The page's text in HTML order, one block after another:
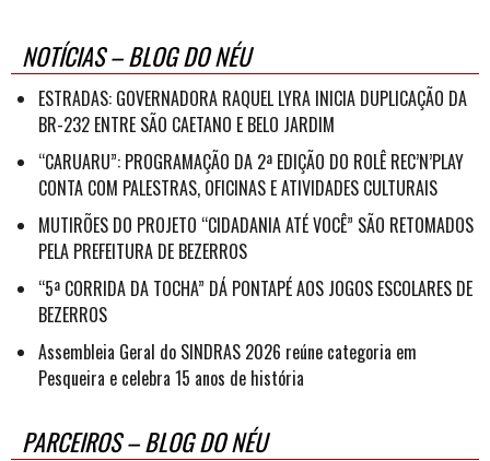
NOTÍCIAS – BLOG DO NÉU
ESTRADAS: GOVERNADORA RAQUEL LYRA INICIA DUPLICAÇÃO DA
BR-232 ENTRE SÃO CAETANO E BELO JARDIM
“CARUARU”: PROGRAMAÇÃO DA 2ª EDIÇÃO DO ROLÊ REC’N’PLAY
CONTA COM PALESTRAS, OFICINAS E ATIVIDADES CULTURAIS
MUTIRÕES DO PROJETO “CIDADANIA ATÉ VOCÊ” SÃO RETOMADOS
PELA PREFEITURA DE BEZERROS
“5ª CORRIDA DA TOCHA” DÁ PONTAPÉ AOS JOGOS ESCOLARES DE
BEZERROS
Assembleia Geral do SINDRAS 2026 reúne categoria em
Pesqueira e celebra 15 anos de história
PARCEIROS – BLOG DO NÉU